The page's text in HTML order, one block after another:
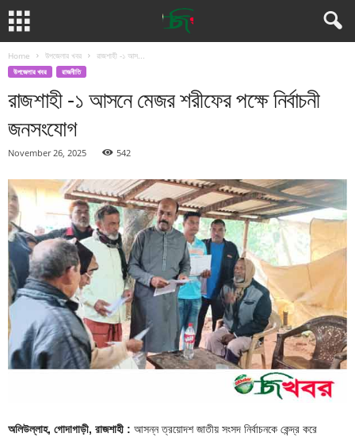
Home উপজেলার খবর রাজশাহী -১ আস...
উপজেলার খবর রাজনীতি
রাজশাহী -১ আসনে মেজর শরীফের পক্ষে নির্বাচনী
জনসংযোগ
November 26, 2025 542
অলিউল্লাহ, গোদাগাড়ী, রাজশাহী : আসন্ন ত্রয়োদশ জাতীয় সংসদ নির্বাচনকে কেন্দ্র করে